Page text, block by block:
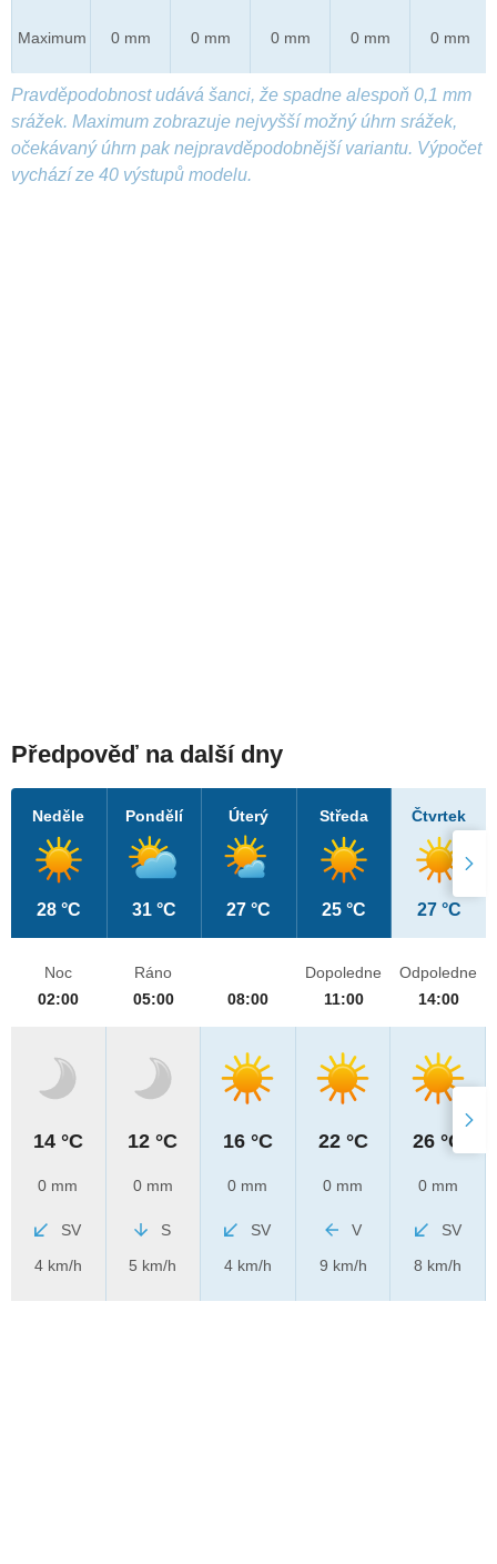
Maximum 0 mm 0 mm 0 mm 0 mm 0 mm
Pravděpodobnost udává šanci, že spadne alespoň 0,1 mm
srážek. Maximum zobrazuje nejvyšší možný úhrn srážek,
očekávaný úhrn pak nejpravděpodobnější variantu. Výpočet
vychází ze 40 výstupů modelu.
Předpověď na další dny
Neděle
28 °C
Pondělí
31 °C
Úterý
27 °C
Středa
25 °C
Čtvrtek
27 °C
Noc
02:00
14 °C
0 mm
SV
4 km/h
Ráno
05:00
12 °C
0 mm
S
5 km/h
08:00
16 °C
0 mm
SV
4 km/h
Dopoledne
11:00
22 °C
0 mm
V
9 km/h
Odpoledne
14:00
26 °C
0 mm
SV
8 km/h